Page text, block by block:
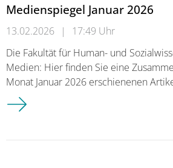
Medienspiegel Januar 2026
13.02.2026 |
17:49 Uhr
Die Fakultät für Human- und
Medien: Hier finden Sie eine
Monat Januar 2026 erschienenen
Medienspiegel Januar 2026